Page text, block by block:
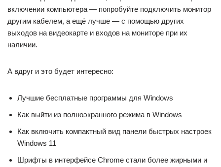
включении компьютера — попробуйте подключить монитор
другим кабелем, а ещё лучше — с помощью других
выходов на видеокарте и входов на мониторе при их
наличии.
А вдруг и это будет интересно:
Лучшие бесплатные программы для Windows
Как выйти из полноэкранного режима в Windows
Как включить компактный вид панели быстрых настроек
Windows 11
Шрифты в интерфейсе Chrome стали более жирными и